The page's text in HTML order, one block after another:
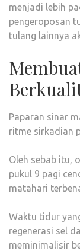
menjadi lebih
pengeroposan
tulang lainnya
Paparan sinar
ritme sirkadian
Oleh sebab itu,
pukul 9 pagi
matahari
Waktu tidur
regenerasi sel
meminimalisir